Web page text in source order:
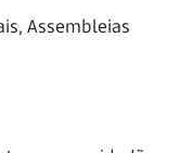
Assembleias